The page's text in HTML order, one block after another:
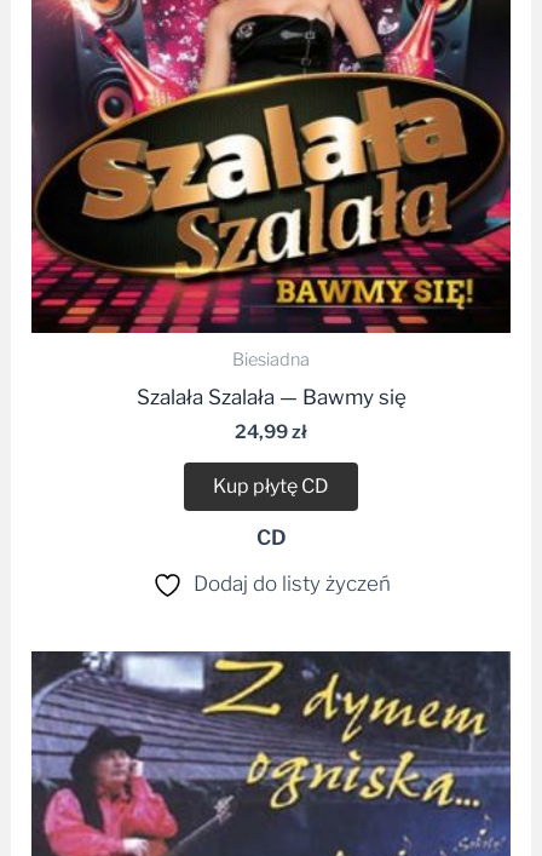
Biesiadna
Szalała Szalała — Bawmy się
24,99zł
Kup płytę CD
CD
Dodaj do listy życzeń